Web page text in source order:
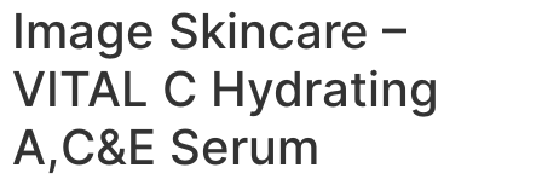
Image Skincare –
VITAL C Hydrating
A,C&E Serum